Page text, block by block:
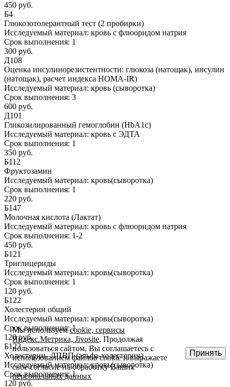
450 руб.
Б4
Глюкозотолерантный тест (2 пробирки)
Исследуемый материал: кровь с флюоридом натрия
Срок выполнения: 1
300 руб.
Д108
Оценка инсулинорезистентности: глюкоза (натощак), инсулин
(натощак), расчет индекса HOMA-IR)
Исследуемый материал: кровь (сыворотка)
Срок выполнения: 3
600 руб.
Д101
Гликозилированный гемоглобин (HbA1c)
Исследуемый материал: кровь с ЭДТА
Срок выполнения: 1
350 руб.
Б112
Фруктозамин
Исследуемый материал: кровь(сыворотка)
Срок выполнения: 1
220 руб.
Б147
Молочная кислота (Лактат)
Исследуемый материал: кровь с флюоридом натрия
Срок выполнения: 1-2
450 руб.
Б121
Триглицериды
Исследуемый материал: кровь(сыворотка)
Срок выполнения: 1
120 руб.
Б122
Холестерин общий
Исследуемый материал: кровь(сыворотка)
Срок выполнения:1
120 руб.
Б123
Холестерин- ЛПВП (альфа-холестерин)
Исследуемый материал:кровь(сыворотка)
Срок выполнения:1
120 руб.
Мы используемcookie, сервисы
Яндекс.Метрика, Jivosite. Продолжая
пользоваться сайтом, Вы соглашаетесь с
использованием файлов cookie и выражаете
свое согласие на обработку Ваших
персональных данных
Принять